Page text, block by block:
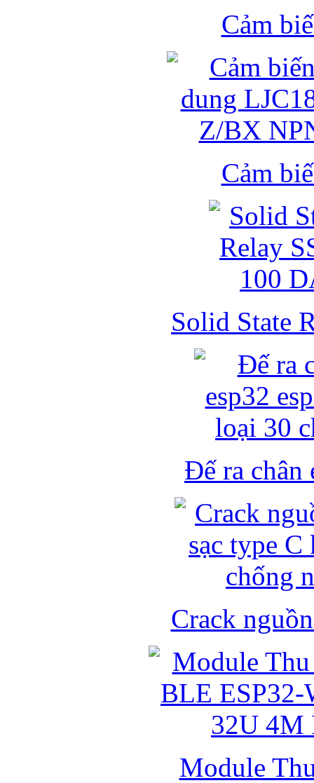
Cảm
Cảm
Solid State
Đế ra chân
Crack
Module